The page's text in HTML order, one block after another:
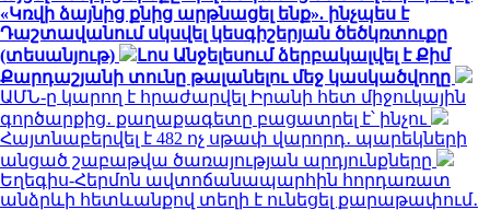
«Կռվի ձայնից քնից արթնացել ենք». ինչպես է
Դաշտավանում սկսվել կեսգիշերյան ծեծկռտուքը
(տեսանյութ)
Լոս Անջելեսում ձերբակալվել է Քիմ
Քարդաշյանի տունը թալանելու մեջ կասկածվողը
ԱՄՆ-ը կարող է հրաժարվել Իրանի հետ միջուկային
գործարքից․ քաղաքագետը բացատրել է՝ ինչու
Հայտնաբերվել է 482 ոչ սթափ վարորդ․ պարեկների
անցած շաբաթվա ծառայության արդյունքները
Եղեգիս-Հերմոն ավտոճանապարհին հորդառատ
անձրևի հետևանքով տեղի է ունեցել քարաթափում․